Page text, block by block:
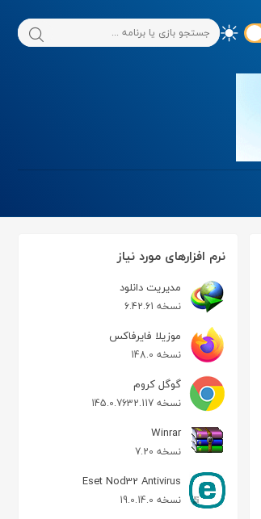
نرم افزارهای مورد نیاز
مدیریت دانلود
نسخه 6.42.61
موزیلا فایرفاکس
نسخه 148.0
گوگل کروم
نسخه 145.0.7632.117
Winrar
نسخه 7.20
Eset Nod32 Antivirus
نسخه 19.0.14.0